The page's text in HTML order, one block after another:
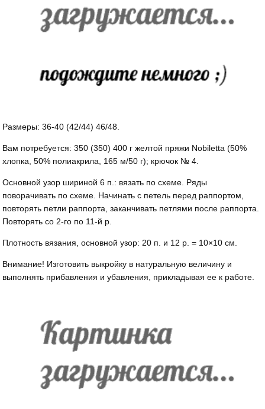
Размеры: 36-40 (42/44) 46/48.
Вам потребуется: 350 (350) 400 г желтой пряжи Nobiletta (50%
хлопка, 50% полиакрила, 165 м/50 г); крючок № 4.
Основной узор шириной 6 п.: вязать по схеме. Ряды
поворачивать по схеме. Начинать с петель перед раппортом,
повторять петли раппорта, заканчивать петлями после раппорта.
Повторять со 2-го по 11-й р.
Плотность вязания, основной узор: 20 п. и 12 р. = 10×10 см.
Внимание! Изготовить выкройку в натуральную величину и
выполнять прибавления и убавления, прикладывая ее к работе.